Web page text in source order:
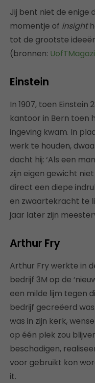
Jij bent niet de enige
momentje of insight
tot de grootste
(bronnen:
Einstein
In 1907, toen Einstein
kantoor in Bern toen
ingeving kwam. In
werk te houden,
dacht hij: ‘Als een
zijn eigen gewicht
direct een diepe
en zwaartekracht te
jaar later zijn
Arthur Fry
Arthur Fry werkte in
bedrijf 3M op de
een milde lijm tegen
bedrijf gecreëerd
was in zijn kerk,
op één plek zou
beschadigen,
voor gebruikt kon
it.